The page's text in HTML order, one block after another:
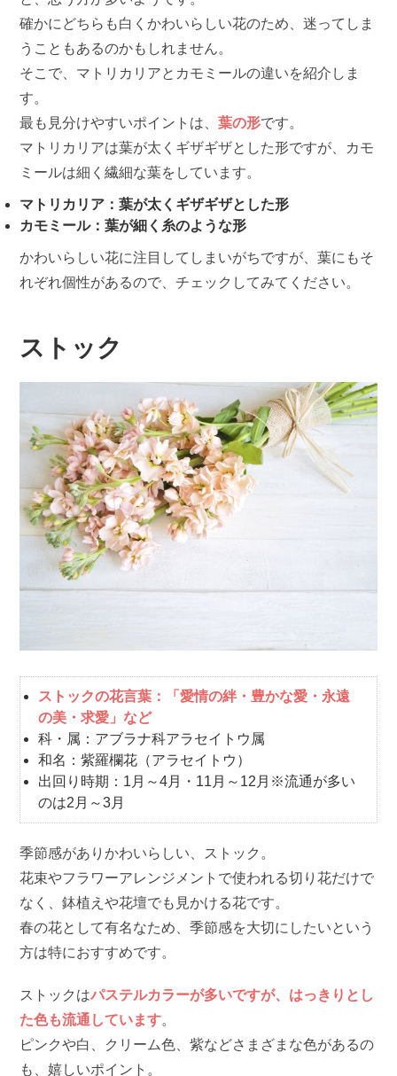
確かにどちらも白くかわいらしい花のため、迷ってしま
うこともあるのかもしれません。
そこで、マトリカリアとカモミールの違いを紹介しま
す。
最も見分けやすいポイントは、葉の形です。
マトリカリアは葉が太くギザギザとした形ですが、カモ
ミールは細く繊細な葉をしています。
マトリカリア：葉が太くギザギザとした形
カモミール：葉が細く糸のような形
かわいらしい花に注目してしまいがちですが、葉にもそ
れぞれ個性があるので、チェックしてみてください。
ストック
ストックの花言葉：「愛情の絆・豊かな愛・永遠
の美・求愛」など
科・属：アブラナ科アラセイトウ属
和名：紫羅欄花（アラセイトウ）
出回り時期：1月～4月・11月～12月※流通が多い
のは2月～3月
季節感がありかわいらしい、ストック。
花束やフラワーアレンジメントで使われる切り花だけで
なく、鉢植えや花壇でも見かける花です。
春の花として有名なため、季節感を大切にしたいという
方は特におすすめです。
ストックはパステルカラーが多いですが、はっきりとし
た色も流通しています。
ピンクや白、クリーム色、紫などさまざまな色があるの
も、嬉しいポイント。